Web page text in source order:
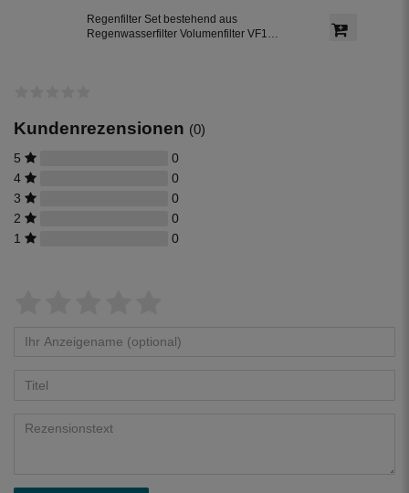
Regenfilter Set bestehend aus
Regenwasserfilter Volumenfilter VF1
Kundenrezensionen (0)
5
0
4
0
3
0
2
0
1
0